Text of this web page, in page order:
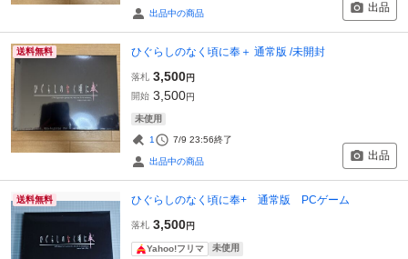
出品中の商品 出品
送料無料 ひぐらしのなく頃に奉＋ 通常版 /未開封
落札 3,500円
開始 3,500円
未使用
1 7/9 23:56終了
出品中の商品 出品
送料無料 ひぐらしのなく頃に奉+ 通常版 PCゲーム
落札 3,500円
Yahoo!フリマ 未使用